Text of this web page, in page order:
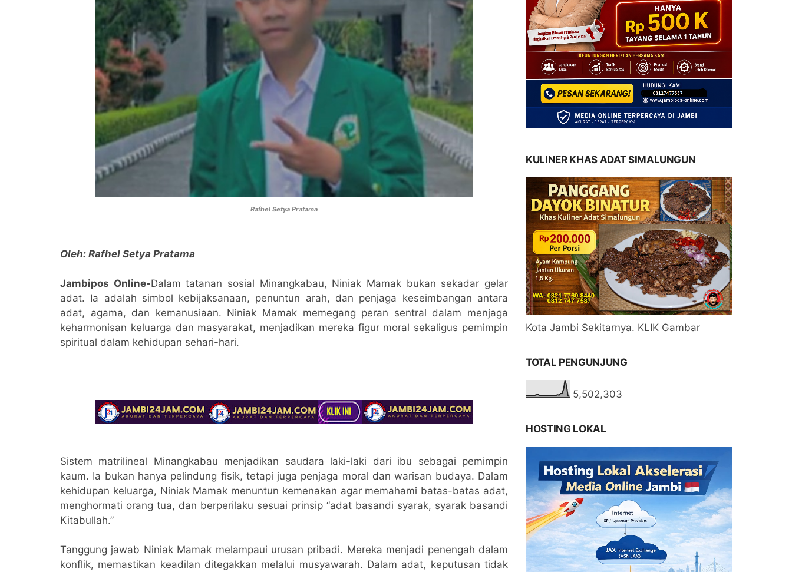
Rafhel Setya Pratama
Oleh: Rafhel Setya Pratama
Jambipos Online-Dalam tatanan sosial Minangkabau, Niniak Mamak bukan sekadar gelar
adat. Ia adalah simbol kebijaksanaan, penuntun arah, dan penjaga keseimbangan antara
adat, agama, dan kemanusiaan. Niniak Mamak memegang peran sentral dalam menjaga
keharmonisan keluarga dan masyarakat, menjadikan mereka figur moral sekaligus pemimpin
spiritual dalam kehidupan sehari-hari.
Sistem matrilineal Minangkabau menjadikan saudara laki-laki dari ibu sebagai pemimpin
kaum. Ia bukan hanya pelindung fisik, tetapi juga penjaga moral dan warisan budaya. Dalam
kehidupan keluarga, Niniak Mamak menuntun kemenakan agar memahami batas-batas adat,
menghormati orang tua, dan berperilaku sesuai prinsip “adat basandi syarak, syarak basandi
Kitabullah.”
Tanggung jawab Niniak Mamak melampaui urusan pribadi. Mereka menjadi penengah dalam
konflik, memastikan keadilan ditegakkan melalui musyawarah. Dalam adat, keputusan tidak
KULINER KHAS ADAT SIMALUNGUN
Kota Jambi Sekitarnya. KLIK Gambar
TOTAL PENGUNJUNG
5,502,303
HOSTING LOKAL